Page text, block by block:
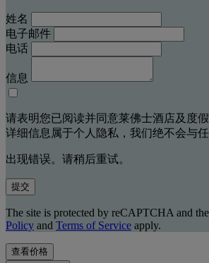
姓名
电子邮件
电话
信息
请表明您已阅读并同意莱佛士酒店及度
详细信息属于个人隐私，我们绝不会与任
出现错误。请稍后重试。
提交
The site is protected by reCAPTCHA and
Policy and Terms of Service apply.
查看价格